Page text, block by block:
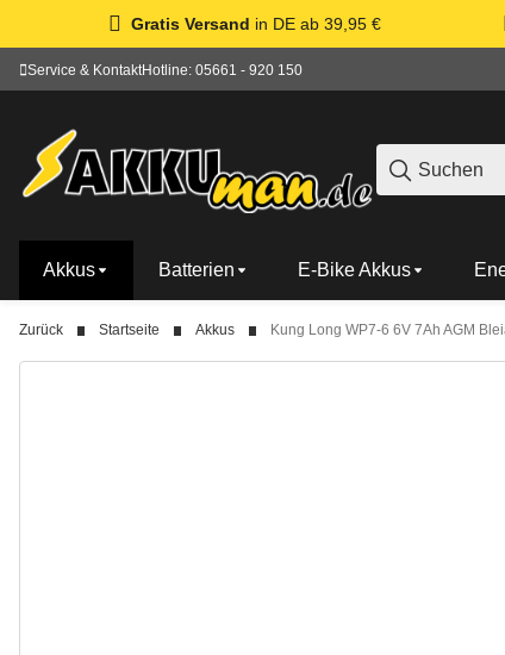
Gratis Versand in DE ab 39,95 €
Service & KontaktHotline: 05661 - 920 150
Akkus Batterien E-Bike Akkus
Zurück Startseite Akkus Kung Long WP7-6 6V 7Ah AGM